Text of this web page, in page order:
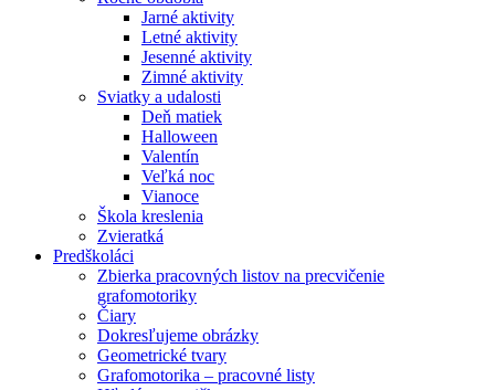
Jarné aktivity
Letné aktivity
Jesenné aktivity
Zimné aktivity
Sviatky a udalosti
Deň matiek
Halloween
Valentín
Veľká noc
Vianoce
Škola kreslenia
Zvieratká
Predškoláci
Zbierka pracovných listov na precvičenie
grafomotoriky
Čiary
Dokresľujeme obrázky
Geometrické tvary
Grafomotorika – pracovné listy